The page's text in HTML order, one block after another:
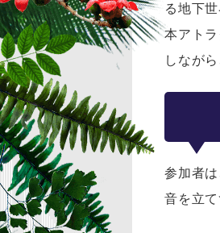
る地下
本アト
しなが
参加者
音を立